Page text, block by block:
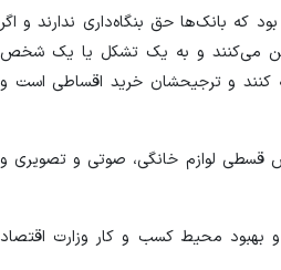
که بانک‌ها حق بنگاه‌داری ندارند و اگر
دین می‌کنند و به یک تشکل یا یک شخص
کنند و ترجیحشان خرید اقساطی است و
قسطی لوازم خانگی، صوتی و تصویری و
محیط کسب و کار وزارت اقتصاد